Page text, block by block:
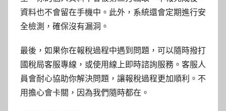
資料也不會留在手機中。此外，系統還會定期進行安
全檢測，確保沒有漏洞。
最後，如果你在報稅過程中遇到問題，可以隨時撥打
國稅局客服專線，或使用線上即時諮詢服務。客服人
員會耐心協助你解決問題，讓報稅過程更加順利。不
用擔心會卡關，因為我們隨時都在。